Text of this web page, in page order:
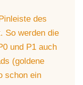
des
So werden die
und P1 auch
(goldene
schon ein